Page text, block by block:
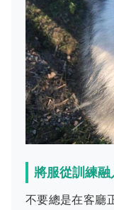
將服從訓練
不要總是在客廳